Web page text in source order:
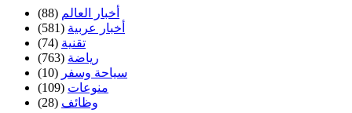
أخبار العالم (88)
أخبار عربية (581)
تقنية (74)
رياضة (763)
سياحة وسفر (10)
منوعات (109)
وظائف (28)